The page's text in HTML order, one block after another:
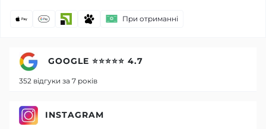
При отриманні
GOOGLE ⭐⭐⭐⭐⭐ 4.7
352 відгуки за 7 років
INSTAGRAM